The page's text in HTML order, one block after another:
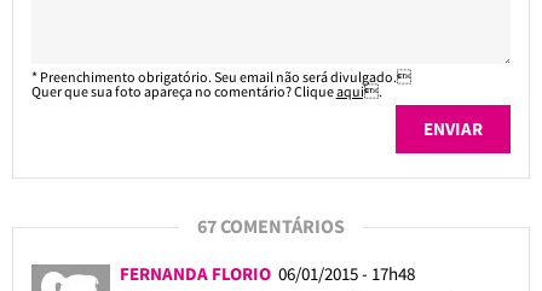
* Preenchimento obrigatório. Seu email não será divulgado.
Quer que sua foto apareça no comentário? Cliqueaqui.
67 COMENTÁRIOS
FERNANDA FLORIO 06/01/2015 - 17h48